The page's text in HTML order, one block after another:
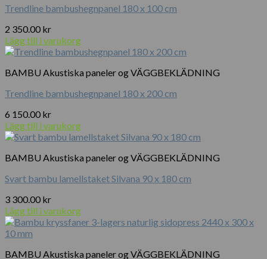
Trendline bambushegnpanel 180 x 100 cm
2 350.00 kr
Lägg till i varukorg
BAMBU Akustiska paneler og VÄGGBEKLÄDNING
Trendline bambushegnpanel 180 x 200 cm
6 150.00 kr
Lägg till i varukorg
BAMBU Akustiska paneler og VÄGGBEKLÄDNING
Svart bambu lamellstaket Silvana 90 x 180 cm
3 300.00 kr
Lägg till i varukorg
BAMBU Akustiska paneler og VÄGGBEKLÄDNING